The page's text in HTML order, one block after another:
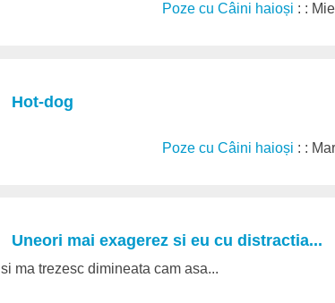
Poze cu Câini haioși : :
Hot-dog
Poze cu Câini haioși : :
Uneori mai exagerez si eu cu distractia...
si ma trezesc dimineata cam asa...